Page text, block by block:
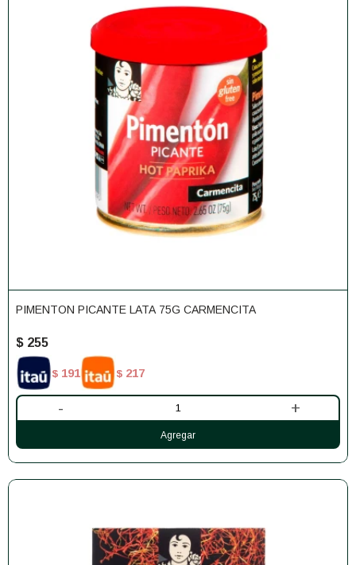
PIMENTON PICANTE LATA 75G CARMENCITA
$ 255
$ 191 $ 217
- +